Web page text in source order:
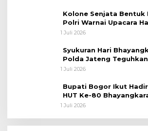
Kolone Senjata Bentuk
Polri Warnai Upacara
ke-80
1 Juli 2026
Syukuran Hari
Polda Jateng
Pengabdian dan
1 Juli 2026
Bupati Bogor Ikut
HUT Ke-80
dan Pemkab Bogor
1 Juli 2026